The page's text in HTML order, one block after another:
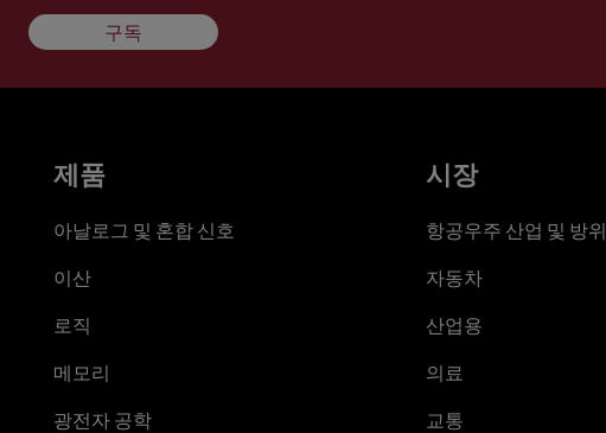
구독
제품
아날로그 및 혼합 신호
이산
로직
메모리
광전자 공학
시장
항공우주 산업 및 방위
자동차
산업용
의료
교통